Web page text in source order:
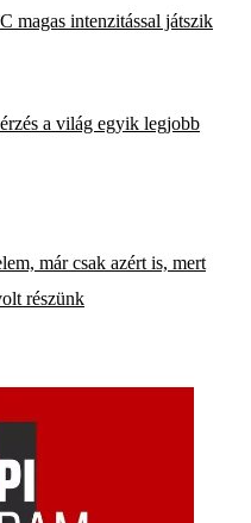
magas intenzitással játszik
a világ egyik legjobb
már csak azért is, mert
részünk